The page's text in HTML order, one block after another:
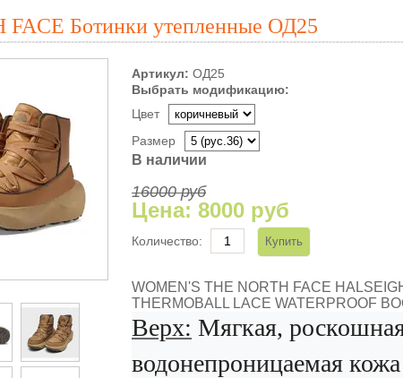
FACE Ботинки утепленные ОД25
Артикул: ОД25
Выбрать модификацию:
Цвет
Размер
В наличии
16000 руб
Цена: 8000 руб
Количество:
WOMEN'S THE NORTH FACE
THERMOBALL LACE WATERPROOF
Верх: Мягкая,
водонепроницаемая